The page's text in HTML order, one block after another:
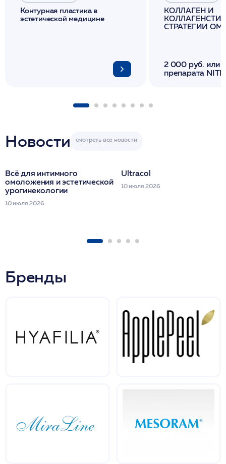
Контурная пластика в
эстетической медицине
КОЛЛАГЕН И
СТРАТЕГИИ
2 000 руб. или
препарата
Новости
Всё для интимного
омоложения и эстетической
урогинекологии
10 июля 2026
Ultracol
10 июля 2026
Бренды